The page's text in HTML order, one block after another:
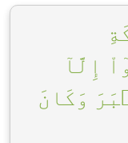
إِلَّآ
وَكَانَ